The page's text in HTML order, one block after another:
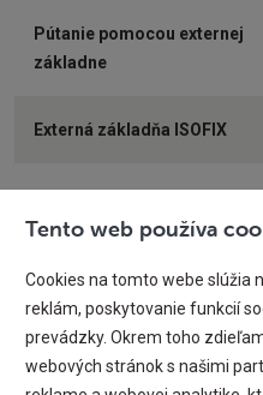
Pútanie pomocou externej
základne
Externá základňa ISOFIX
Novorodenecká vložka
Tento web používa
Cookies na tomto webe slúžia
reklám, poskytovanie funkcií
prevádzky. Okrem toho
webových stránok s našimi